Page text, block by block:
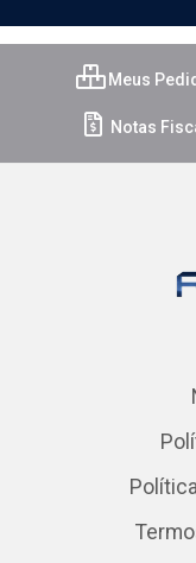
Meus
Notas